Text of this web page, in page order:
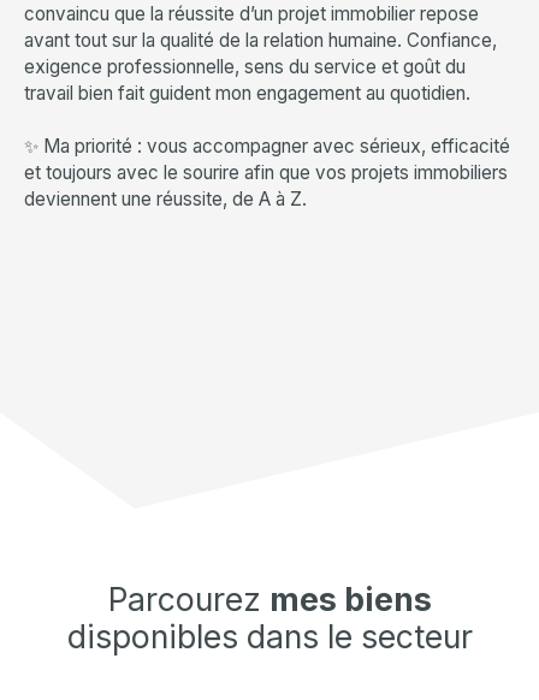
convaincu que la réussite d’un projet immobilier repose
avant tout sur la qualité de la relation humaine. Confiance,
exigence professionnelle, sens du service et goût du
travail bien fait guident mon engagement au quotidien.
✨ Ma priorité : vous accompagner avec sérieux, efficacité
et toujours avec le sourire afin que vos projets immobiliers
deviennent une réussite, de A à Z.
Parcourez mes biens
disponibles dans le secteur